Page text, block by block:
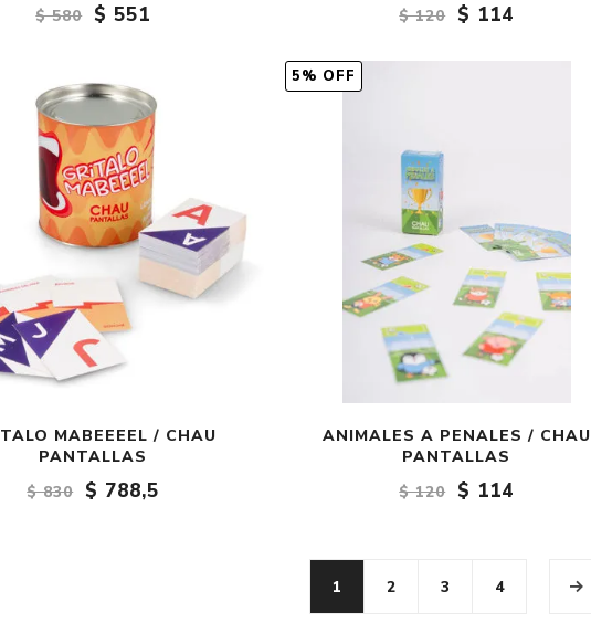
$ 580
$ 551 $ 120 $ 114
MABEEEEL / CHAU
PANTALLAS
$ 830
$ 788,5
5% OFF
ANIMALES A PENALES / CHAU
PANTALLAS
$ 120
$ 114
1 2 3 4